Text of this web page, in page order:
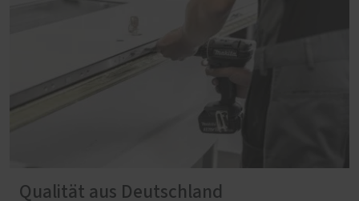
Qualität aus Deutschland